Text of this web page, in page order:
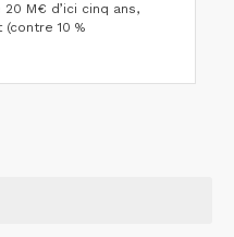
M€ d’ici cinq ans,
10 %